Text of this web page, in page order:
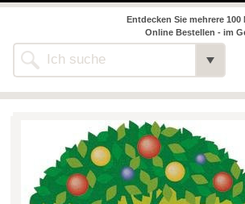
Alle
Entdecken Sie mehrere
Online Bestellen - im
NAHVERSORGER
>> Bauernmarkt << Detail
Bäckerei-Konditorei-Café
Biohof Öllinger Detail
Fleischerei Hüthmayr Detail
Hofladen Hoffelner Detail